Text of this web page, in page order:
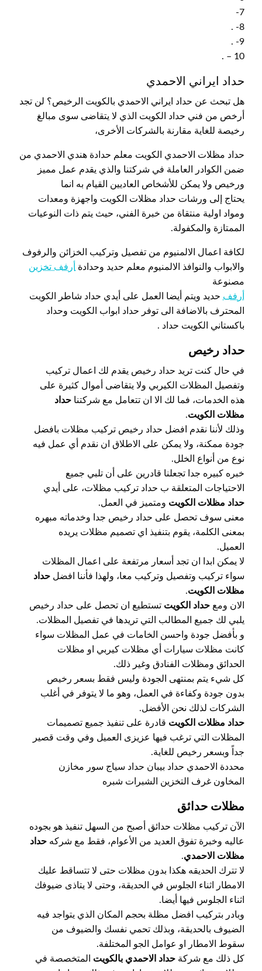
7-
8- .
9- .
10 – .
حداد ايراني الاحمدي
هل تبحث عن حداد ايراني الاحمدي بالكويت الرخيص؟ لن تجد
أرخص من فني حداد الكويت الذي لا يتقاضى سوى مبالغ
رخيصة للغاية مقارنة بالشركات الأخرى،
حداد مظلات الاحمدي الكويت معلم حدادة هندي الاحمدي من
ضمن الكوادر العاملة في شركتنا والذي يقدم عمل مميز
ورخيص ولا يمكن للأشخاص العاديين القيام به انما
يحتاج إلى ورشات حداد مظلات الكويت واجهزة ومعدات
ومواد اولية منتقاة من خبرة الفني، حيث يتم ذات النوعيات
الممتازة والمكفولة.
لكافة اعمال الالمنيوم من تفصيل وتركيب الخزائن والرفوف
والابواب والنوافذ الالمنيوم معلم حديد وحدادة
أرفف تخزين
مصنوعة
أرفف حديد ويتم أيضا العمل على أيدي حداد شاطر الكويت
المحترف بالاضافة الى توفر حداد ابواب الكويت وحداد
باكستاني الكويت حداد .
حداد رخيص
في حال كنت تريد حداد رخيص يقدم لك اعمال تركيب
وتفصيل المظلات الكيربي ولا يتقاضى أموال كثيرة على
هذه الخدمات، فما لك الا ان تتعامل مع شركتنا حداد
مظلات الكويت.
وذلك لأننا نقدم افضل حداد رخيص تركيب مظلات بافضل
جودة ممكنة، ولا يمكن على الاطلاق ان نقدم أي عمل فيه
نوع من أنواع الخلل.
خبره كبيره جدا تجعلنا قادرين على أن تلبي جميع
الاحتياجات المتعلقة ب حداد تركيب مظلات، على أيدي
حداد مظلات الكويت ومتميز في العمل.
معنى سوف تحصل على حداد رخيص جدا وخدماته مبهره
بمعنى الكلمة، يقوم بتنفيذ اي تصميم مظلات يريده
العميل.
لا يمكن ابدا ان تجد أسعار مرتفعة على اعمال المظلات
سواء تركيب وتفصيل وتركيب معا، ولهذا فأننا افضل حداد
مظلات الكويت.
الان ومع حداد الكويت تستطيع ان تحصل على حداد رخيص
يلبي لك جميع المطالب التي تريدها في تفصيل المظلات.
و بأفضل جودة واحسن الخامات في عمل المظلات سواء
كانت مظلات سيارات أي مظلات كيربي او مظلات
الحدائق ومظلات الفنادق وغير ذلك.
كل شيء يتم بمنتهى الجودة وليس فقط بسعر رخيص
بدون جودة وكفاءة في العمل، وهو ما لا يتوفر في أغلب
الشركات لذلك نحن الأفضل.
حداد مظلات الكويت قادرة على تنفيذ جميع تصميمات
المظلات التي ترغب فيها عزيزى العميل وفي وقت قصير
جداً وبسعر رخيص للغاية.
محددة الاحمدي حداد بيبان حداد سياج سور مخازن
المخاون غرف التخزين الشبرات شبره
مظلات حدائق
الآن تركيب مظلات حدائق أصبح من السهل تنفيذ هو بجوده
عاليه وخبرة تفوق العديد من الأعوام، فقط مع شركه حداد
مظلات الاحمدي.
لا تترك الحديقه هكذا بدون مظلات حتى لا تتساقط عليك
الامطار اثناء الجلوس في الحديقة، وحتى لا يتاذى ضيوفك
اثناء الجلوس فيها أيضا.
وبادر بتركيب افضل مظلة بحجم المكان الذي يتواجد فيه
الضيوف بالحديقة، وبذلك تحمي نفسك والضيوف من
سقوط الامطار او عوامل الجو المختلفة.
كل ذلك مع شركة حداد الاحمدي بالكويت المتخصصة في